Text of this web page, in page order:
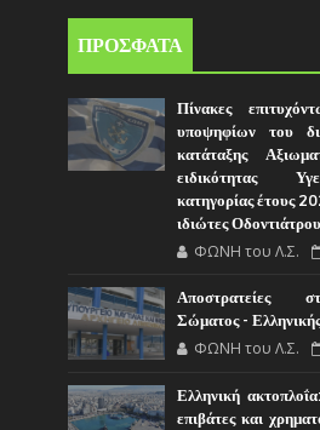
ΠΡΟΣΦΑΤΑ
Πίνακες
υποψηφίων του
κατάταξης
ειδικότητας
κατηγορίας έτους
ιδιώτες
ΦΩΝΗ του Λ.Σ.
Αποστρατείες
Σώματος -
ΦΩΝΗ του Λ.Σ.
Ελληνική
επιβάτες και